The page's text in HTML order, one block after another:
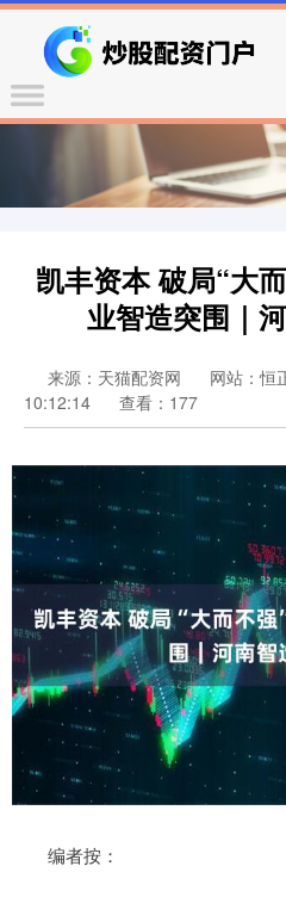
凯丰资本 破局“大
业智造突围｜
来源：天猫配资网 网站：恒
10:12:14
查看：177
编者按：